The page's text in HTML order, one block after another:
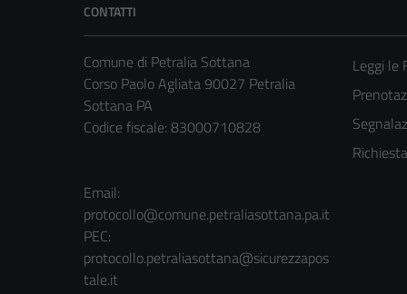
CONTATTI
Comune di Petralia Sottana
Corso Paolo Agliata 90027 Petralia
Sottana PA
Codice fiscale: 83000710828
Email:
protocollo@comune.petraliasottana.pa.it
PEC:
protocollo.petraliasottana@sicurezzapos
tale.it
Leggi le